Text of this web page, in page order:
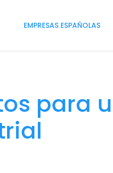
EMPRESAS ESPAÑOLAS
para